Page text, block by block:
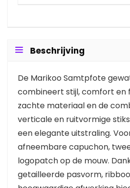
Beschrijving
De Marikoo Samtpfote
combineert stijl, comfort en
zachte materiaal en de
verticale en ruitvormige
een elegante uitstraling.
afneembare capuchon,
logopatch op de mouw.
getailleerde pasvorm,